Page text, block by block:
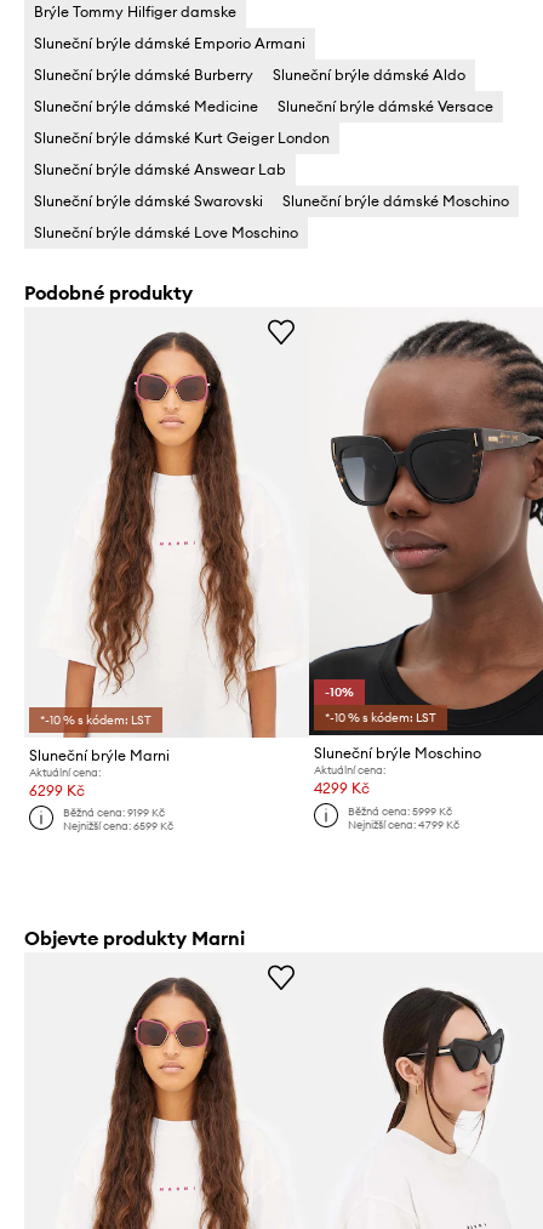
Brýle Tommy Hilfiger damske
Sluneční brýle dámské Emporio Armani
Sluneční brýle dámské Burberry
Sluneční brýle dámské Aldo
Sluneční brýle dámské Medicine
Sluneční brýle dámské Versace
Sluneční brýle dámské Kurt Geiger London
Sluneční brýle dámské Answear Lab
Sluneční brýle dámské Swarovski
Sluneční brýle dámské Moschino
Sluneční brýle dámské Love Moschino
Podobné produkty
*-10 % s kódem: LST
Sluneční brýle Marni
Aktuální cena:
6299 Kč
Běžná cena:9199 Kč
Nejnižší cena:6599 Kč
-10%
*-10 % s kódem: LST
Sluneční brýle Moschino
Aktuální cena:
4299 Kč
Běžná cena: 5999 Kč
Nejnižší cena: 4799 Kč
Objevte produkty Marni